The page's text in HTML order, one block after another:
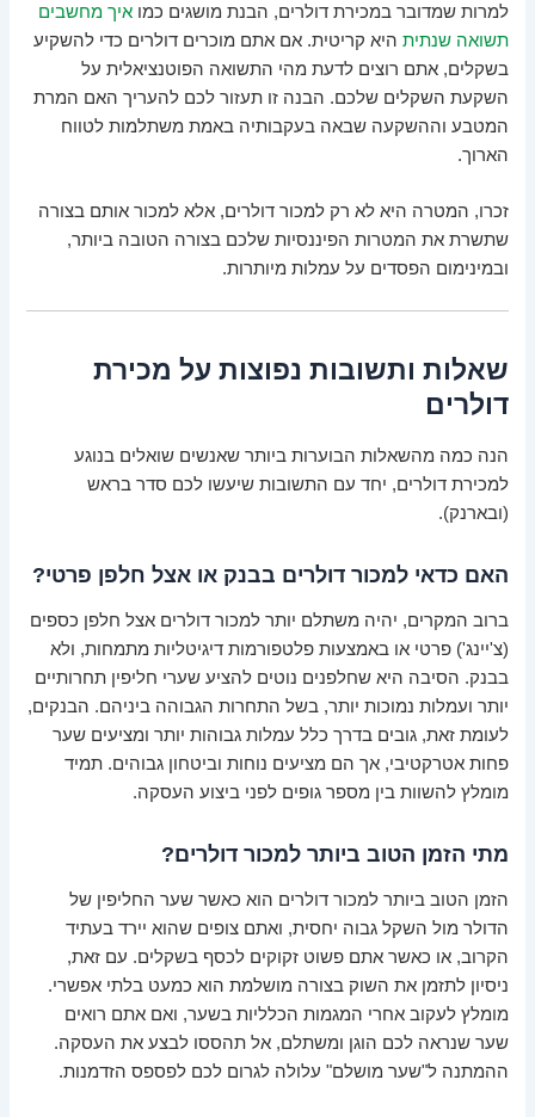
למרות שמדובר במכירת דולרים, הבנת מושגים כמואיך מחשבים
תשואה שנתית היא קריטית. אם אתם מוכרים דולרים כדי להשקיע
בשקלים, אתם רוצים לדעת מהי התשואה הפוטנציאלית על
השקעת השקלים שלכם. הבנה זו תעזור לכם להעריך האם המרת
המטבע וההשקעה שבאה בעקבותיה באמת משתלמות לטווח
הארוך.
זכרו, המטרה היא לא רק למכור דולרים, אלא למכור אותם בצורה
שתשרת את המטרות הפיננסיות שלכם בצורה הטובה ביותר,
ובמינימום הפסדים על עמלות מיותרות.
שאלות ותשובות נפוצות על מכירת
דולרים
הנה כמה מהשאלות הבוערות ביותר שאנשים שואלים בנוגע
למכירת דולרים, יחד עם התשובות שיעשו לכם סדר בראש
(ובארנק).
האם כדאי למכור דולרים בבנק או אצל חלפן פרטי?
ברוב המקרים, יהיה משתלם יותר למכור דולרים אצל חלפן כספים
(צ'יינג') פרטי או באמצעות פלטפורמות דיגיטליות מתמחות, ולא
בבנק. הסיבה היא שחלפנים נוטים להציע שערי חליפין תחרותיים
יותר ועמלות נמוכות יותר, בשל התחרות הגבוהה ביניהם. הבנקים,
לעומת זאת, גובים בדרך כלל עמלות גבוהות יותר ומציעים שער
פחות אטרקטיבי, אך הם מציעים נוחות וביטחון גבוהים. תמיד
מומלץ להשוות בין מספר גופים לפני ביצוע העסקה.
מתי הזמן הטוב ביותר למכור דולרים?
הזמן הטוב ביותר למכור דולרים הוא כאשר שער החליפין של
הדולר מול השקל גבוה יחסית, ואתם צופים שהוא יירד בעתיד
הקרוב, או כאשר אתם פשוט זקוקים לכסף בשקלים. עם זאת,
ניסיון לתזמן את השוק בצורה מושלמת הוא כמעט בלתי אפשרי.
מומלץ לעקוב אחרי המגמות הכלליות בשער, ואם אתם רואים
שער שנראה לכם הוגן ומשתלם, אל תהססו לבצע את העסקה.
ההמתנה ל"שער מושלם" עלולה לגרום לכם לפספס הזדמנות.